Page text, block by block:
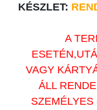
KÉSZLET:
A
VAGY
ÁLL